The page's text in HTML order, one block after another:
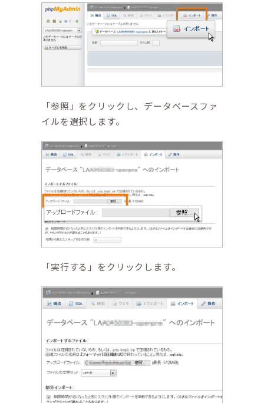
「参照」をクリックし、データベースファ
イルを選択します。
「実行する」をクリックします。